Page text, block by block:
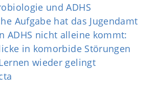
und ADHS
Aufgabe hat das Jugendamt
ADHS nicht alleine kommt:
in komorbide Störungen
wieder gelingt